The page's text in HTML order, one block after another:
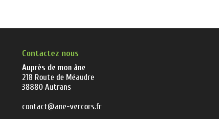
Contactez nous
Auprès de mon âne
218 Route de Méaudre
38880 Autrans
contact@ane-vercors.fr